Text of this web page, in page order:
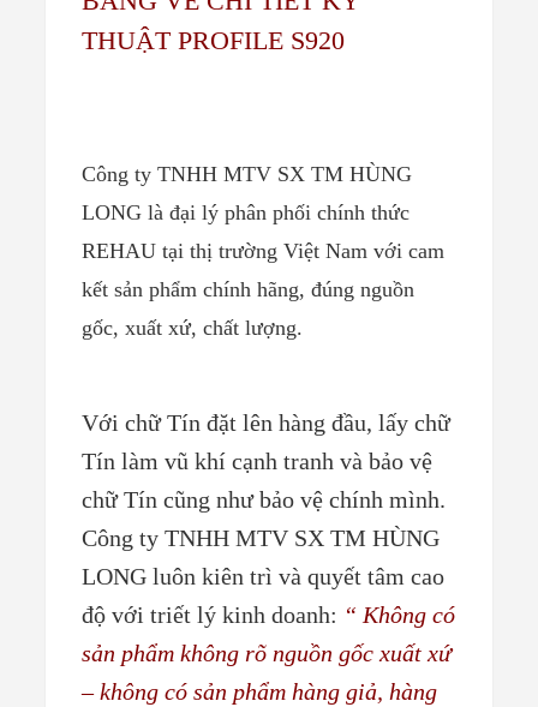
THUẬT PROFILE S920
Công ty TNHH MTV SX TM HÙNG
LONG là đại lý phân phối chính thức
REHAU tại thị trường Việt Nam với cam
kết sản phẩm chính hãng, đúng nguồn
gốc, xuất xứ, chất lượng.
Với chữ Tín đặt lên hàng đầu, lấy chữ
Tín làm vũ khí cạnh tranh và bảo vệ
chữ Tín cũng như bảo vệ chính mình.
Công ty TNHH MTV SX TM HÙNG
LONG luôn kiên trì và quyết tâm cao
độ với triết lý kinh doanh: “ Không có
sản phẩm không rõ nguồn gốc xuất xứ
– không có sản phẩm hàng giả, hàng